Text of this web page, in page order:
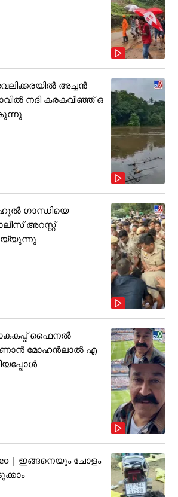
അച്ചൻ
നദി കരകവിഞ്ഞ് ഒ
ഗാന്ധിയെ
അറസ്റ്റ്
ഫൈനൽ
മോഹൻലാൽ എ
| ഇങ്ങനെയും ചോളം